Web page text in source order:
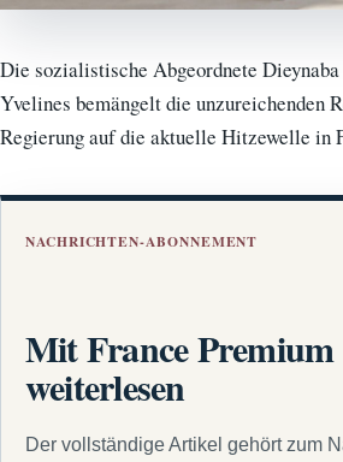
Die sozialistische Abgeordnete
Yvelines bemängelt die unzureichenden
Regierung auf die aktuelle Hitzewelle in
NACHRICHTEN-ABONNEMENT
Mit France Premium
weiterlesen
Der vollständige Artikel gehört zum